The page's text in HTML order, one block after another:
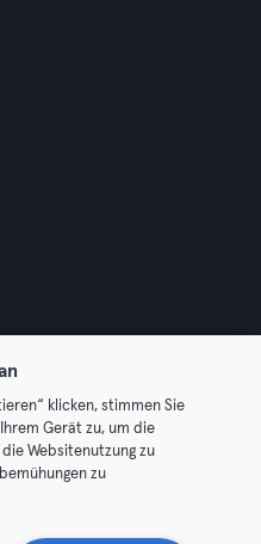
All rights reserved.
klicken, stimmen Sie
Gerät zu, um die
Websitenutzung zu
zu